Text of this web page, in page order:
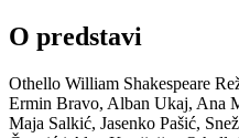
O predstavi
Othello William Shakespeare
Ermin Bravo, Alban Ukaj, Ana
Maja Salkić, Jasenko Pašić,